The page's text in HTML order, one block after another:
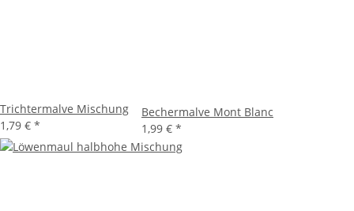
Trichtermalve Mischung
1,79 € *
Bechermalve Mont Blanc
1,99 € *